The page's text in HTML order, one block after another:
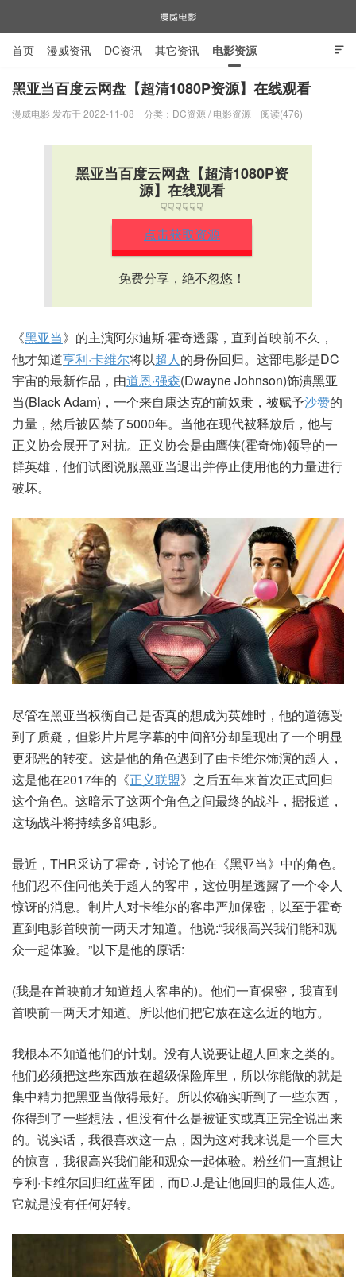

首页 漫威资讯 DC资讯 其它资讯 电影资源
电视剧资源 漫威图片
黑亚当百度云网盘【超清1080P资源】在线观看
漫威电影 发布于 2022-11-08 分类： DC资源 / 电影资源 阅读(476)
黑亚当百度云网盘【超清1080P资
源】在线观看
☟☟☟☟☟☟
点击获取资源
免费分享，绝不忽悠！
《黑亚当》的主演阿尔迪斯·霍奇透露，直到首映前不久，
他才知道亨利·卡维尔将以超人的身份回归。这部电影是DC
宇宙的最新作品，由道恩·强森(Dwayne Johnson)饰演黑亚
当(Black Adam)，一个来自康达克的前奴隶，被赋予沙赞的
力量，然后被囚禁了5000年。当他在现代被释放后，他与
正义协会展开了对抗。正义协会是由鹰侠(霍奇饰)领导的一
群英雄，他们试图说服黑亚当退出并停止使用他的力量进行
破坏。
尽管在黑亚当权衡自己是否真的想成为英雄时，他的道德受
到了质疑，但影片片尾字幕的中间部分却呈现出了一个明显
更邪恶的转变。这是他的角色遇到了由卡维尔饰演的超人，
这是他在2017年的《正义联盟》之后五年来首次正式回归
这个角色。这暗示了这两个角色之间最终的战斗，据报道，
这场战斗将持续多部电影。
最近，THR采访了霍奇，讨论了他在《黑亚当》中的角色。
他们忍不住问他关于超人的客串，这位明星透露了一个令人
惊讶的消息。制片人对卡维尔的客串严加保密，以至于霍奇
直到电影首映前一两天才知道。他说:“我很高兴我们能和观
众一起体验。”以下是他的原话:
(我是在首映前才知道超人客串的)。他们一直保密，我直到
首映前一两天才知道。所以他们把它放在这么近的地方。
我根本不知道他们的计划。没有人说要让超人回来之类的。
他们必须把这些东西放在超级保险库里，所以你能做的就是
集中精力把黑亚当做得最好。所以你确实听到了一些东西，
你得到了一些想法，但没有什么是被证实或真正完全说出来
的。说实话，我很喜欢这一点，因为这对我来说是一个巨大
的惊喜，我很高兴我们能和观众一起体验。粉丝们一直想让
亨利·卡维尔回归红蓝军团，而D.J.是让他回归的最佳人选。
它就是没有任何好转。